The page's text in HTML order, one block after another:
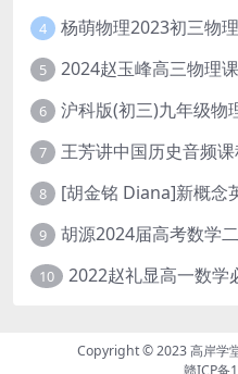
4
5
6
7 王芳讲中国历史音频
8
9
10
Copyright © 2023高岸学
赣ICP备